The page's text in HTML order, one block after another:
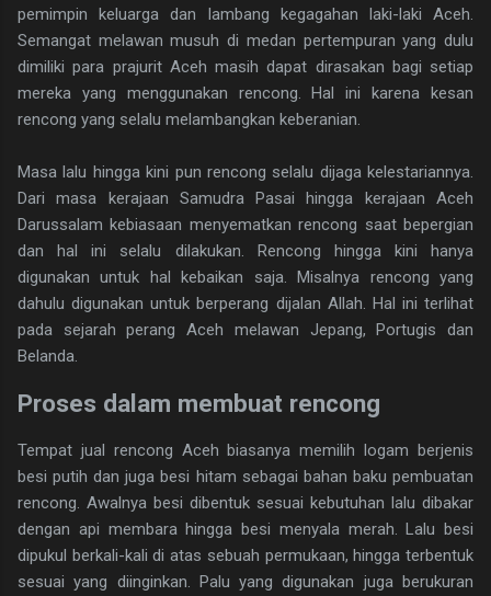
pemimpin keluarga dan lambang kegagahan laki-laki Aceh.
Semangat melawan musuh di medan pertempuran yang dulu
dimiliki para prajurit Aceh masih dapat dirasakan bagi setiap
mereka yang menggunakan rencong. Hal ini karena kesan
rencong yang selalu melambangkan keberanian.
Masa lalu hingga kini pun rencong selalu dijaga kelestariannya.
Dari masa kerajaan Samudra Pasai hingga kerajaan Aceh
Darussalam kebiasaan menyematkan rencong saat bepergian
dan hal ini selalu dilakukan. Rencong hingga kini hanya
digunakan untuk hal kebaikan saja. Misalnya rencong yang
dahulu digunakan untuk berperang dijalan Allah. Hal ini terlihat
pada sejarah perang Aceh melawan Jepang, Portugis dan
Belanda.
Proses dalam membuat rencong
Tempat jual rencong Aceh biasanya memilih logam berjenis
besi putih dan juga besi hitam sebagai bahan baku pembuatan
rencong. Awalnya besi dibentuk sesuai kebutuhan lalu dibakar
dengan api membara hingga besi menyala merah. Lalu besi
dipukul berkali-kali di atas sebuah permukaan, hingga terbentuk
sesuai yang diinginkan. Palu yang digunakan juga berukuran